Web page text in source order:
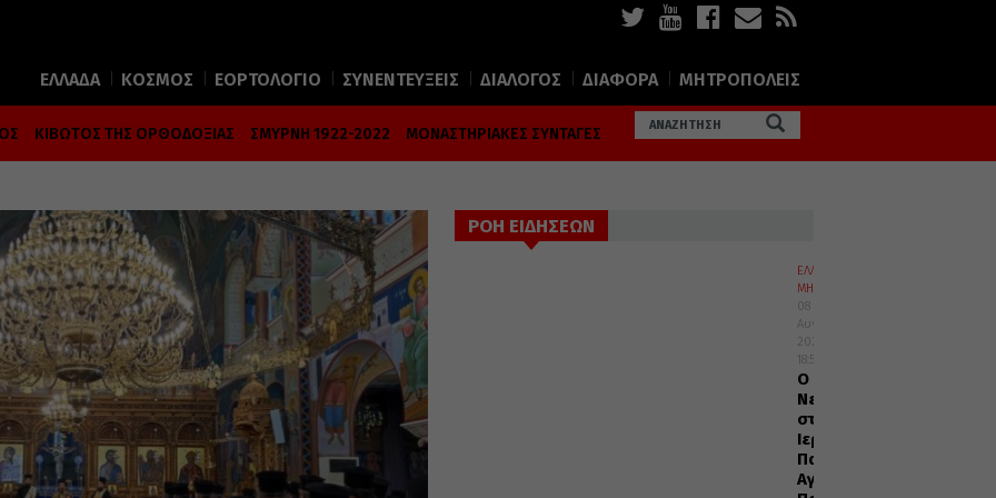
ΕΛΛΑΔΑ ΚΟΣΜΟΣ ΕΟΡΤΟΛΟΓΙΟ ΣΥΝΕΝΤΕΥΞΕΙΣ ΔΙΑΛΟΓΟΣ ΔΙΑΦΟΡΑ ΜΗΤΡΟΠΟΛΕΙΣ
ΚΙΒΩΤΟΣ ΤΗΣ ΟΡΘΟΔΟΞΙΑΣ ΣΜΥΡΝΗ 1922-2022 ΜΟΝΑΣΤΗΡΙΑΚΕΣ ΣΥΝΤΑΓΕΣ
ΡΟΗ ΕΙΔΗΣΕΩΝ
ΕΛΛΑΔΑ
ΜΗΤΡΟΠΟΛΕΙΣ
08
Αυγούστου
2026
18:55
Ο
Νεαπόλεως
στο
Ιερό
Παρεκκλήσι
Αγίας